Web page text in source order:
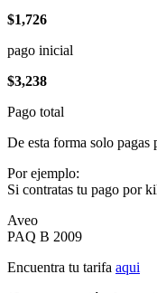
$1,726
pago inicial
$3,238
Pago total
De esta forma solo pagas
Por ejemplo:
Si contratas tu pago por
Aveo
PAQ B 2009
Encuentra tu tarifa aqui